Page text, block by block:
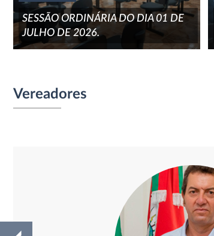
SESSÃO ORDINÁRIA DO DIA 01 DE
JULHO DE 2026.
Vereadores